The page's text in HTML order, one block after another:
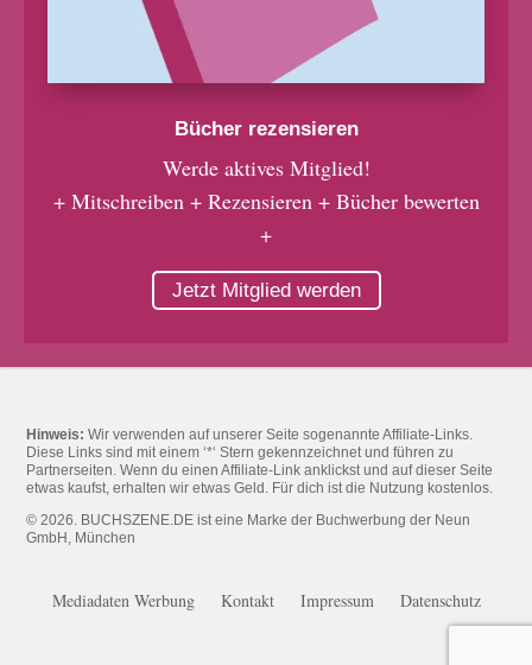
Bücher rezensieren
Werde aktives Mitglied!
+ Mitschreiben + Rezensieren + Bücher bewerten
+
Jetzt Mitglied werden
Hinweis: Wir verwenden auf unserer Seite sogenannte Affiliate-Links.
Diese Links sind mit einem ‘*‘ Stern gekennzeichnet und führen zu
Partnerseiten. Wenn du einen Affiliate-Link anklickst und auf dieser Seite
etwas kaufst, erhalten wir etwas Geld. Für dich ist die Nutzung kostenlos.
© 2026. BUCHSZENE.DE ist eine Marke der Buchwerbung der Neun
GmbH, München
Mediadaten Werbung Kontakt Impressum Datenschutz